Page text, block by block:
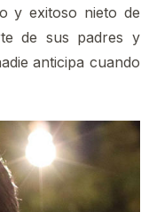
y exitoso nieto de
de sus padres y
anticipa cuando